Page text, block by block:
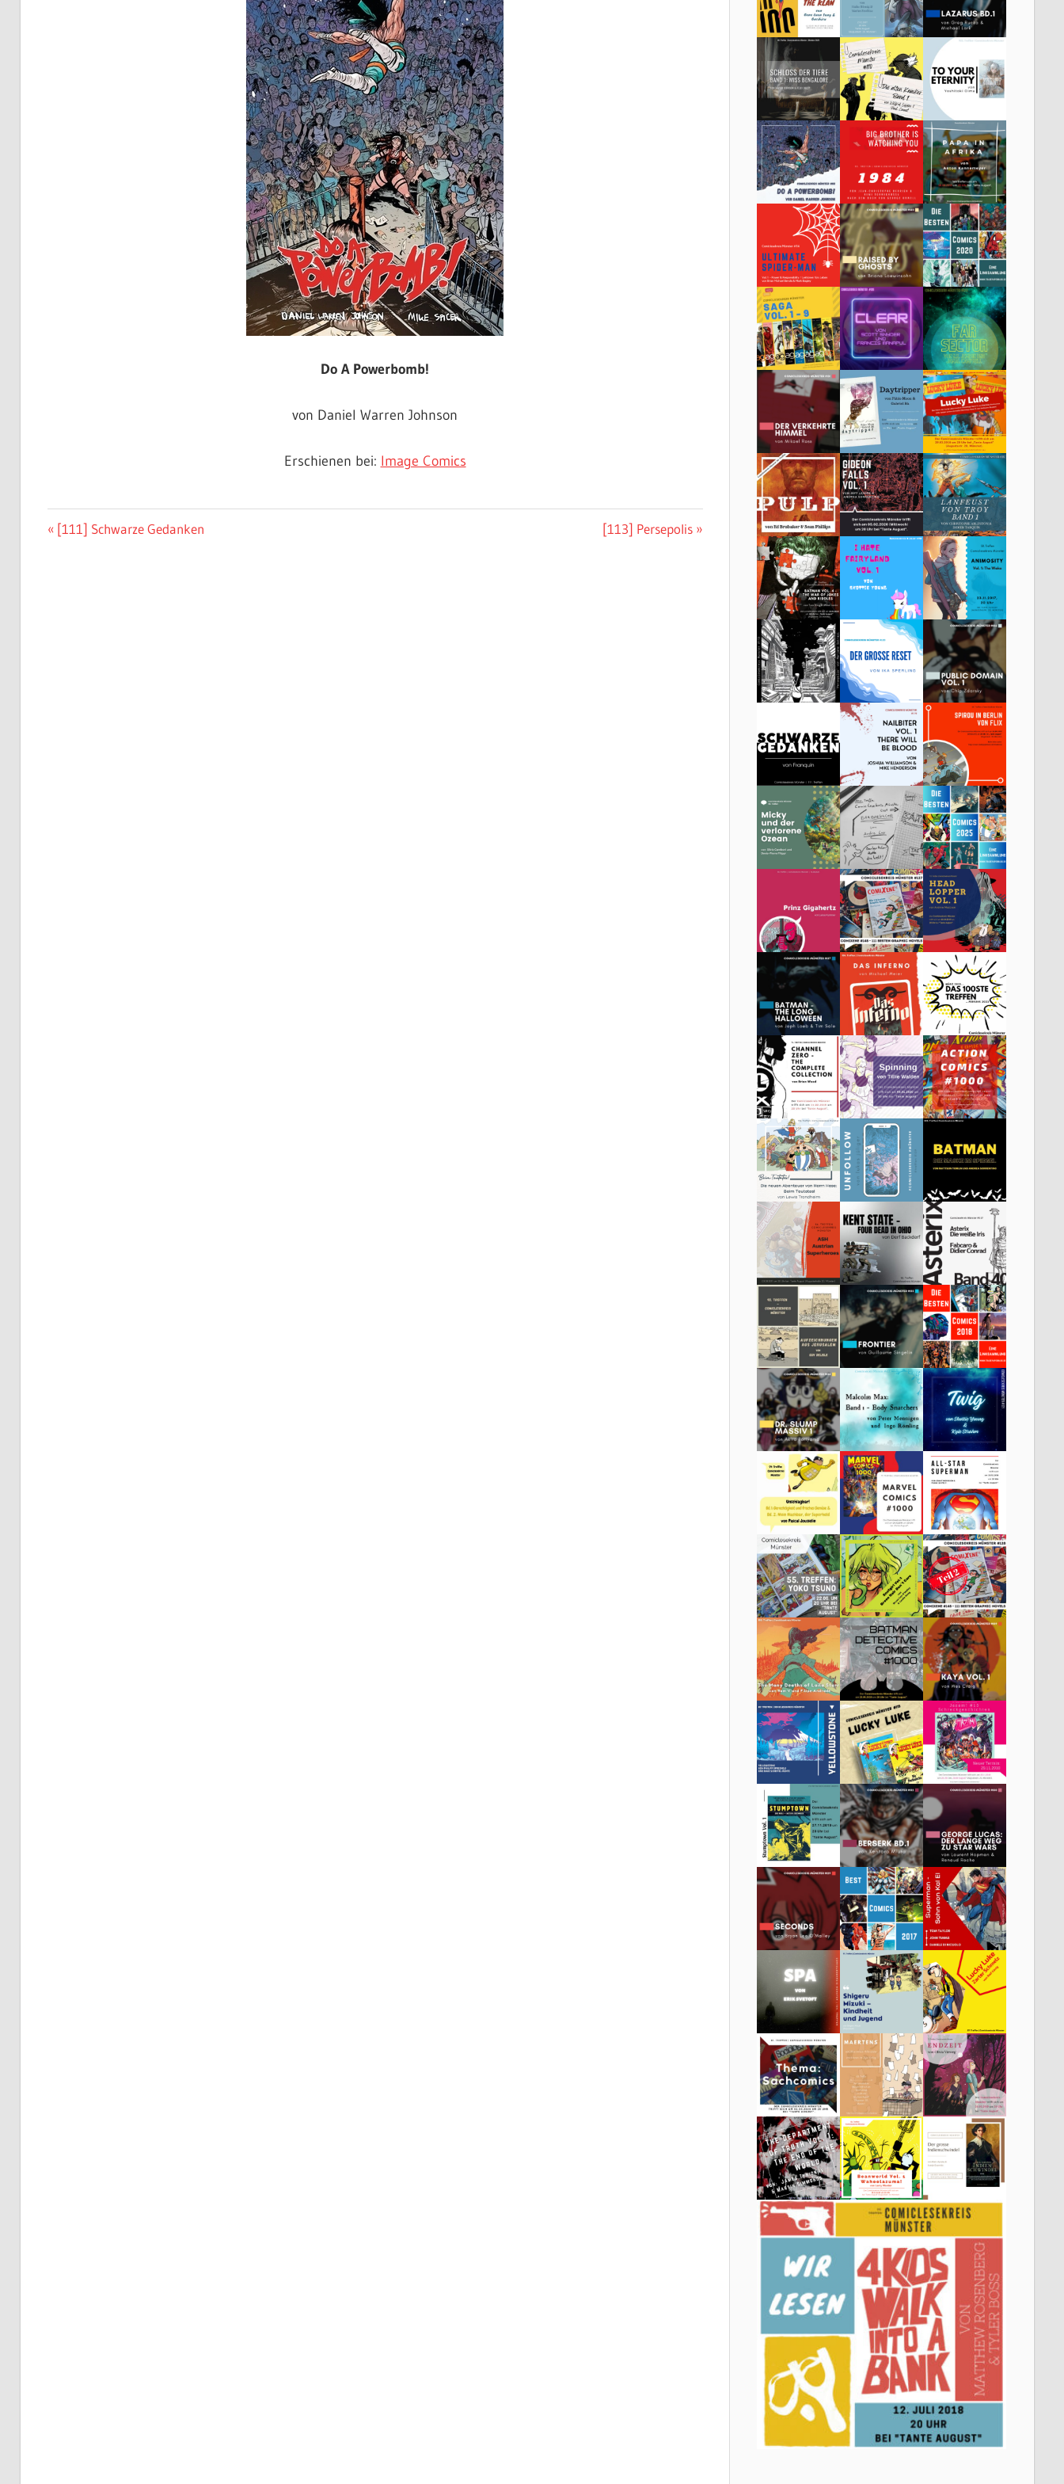
Do A Powerbomb!
von Daniel Warren Johnson
Erschienen bei: Image Comics
Beitragsnavigation
Vorheriger
[111] Schwarze Gedanken
Nächster
[113] Persepolis